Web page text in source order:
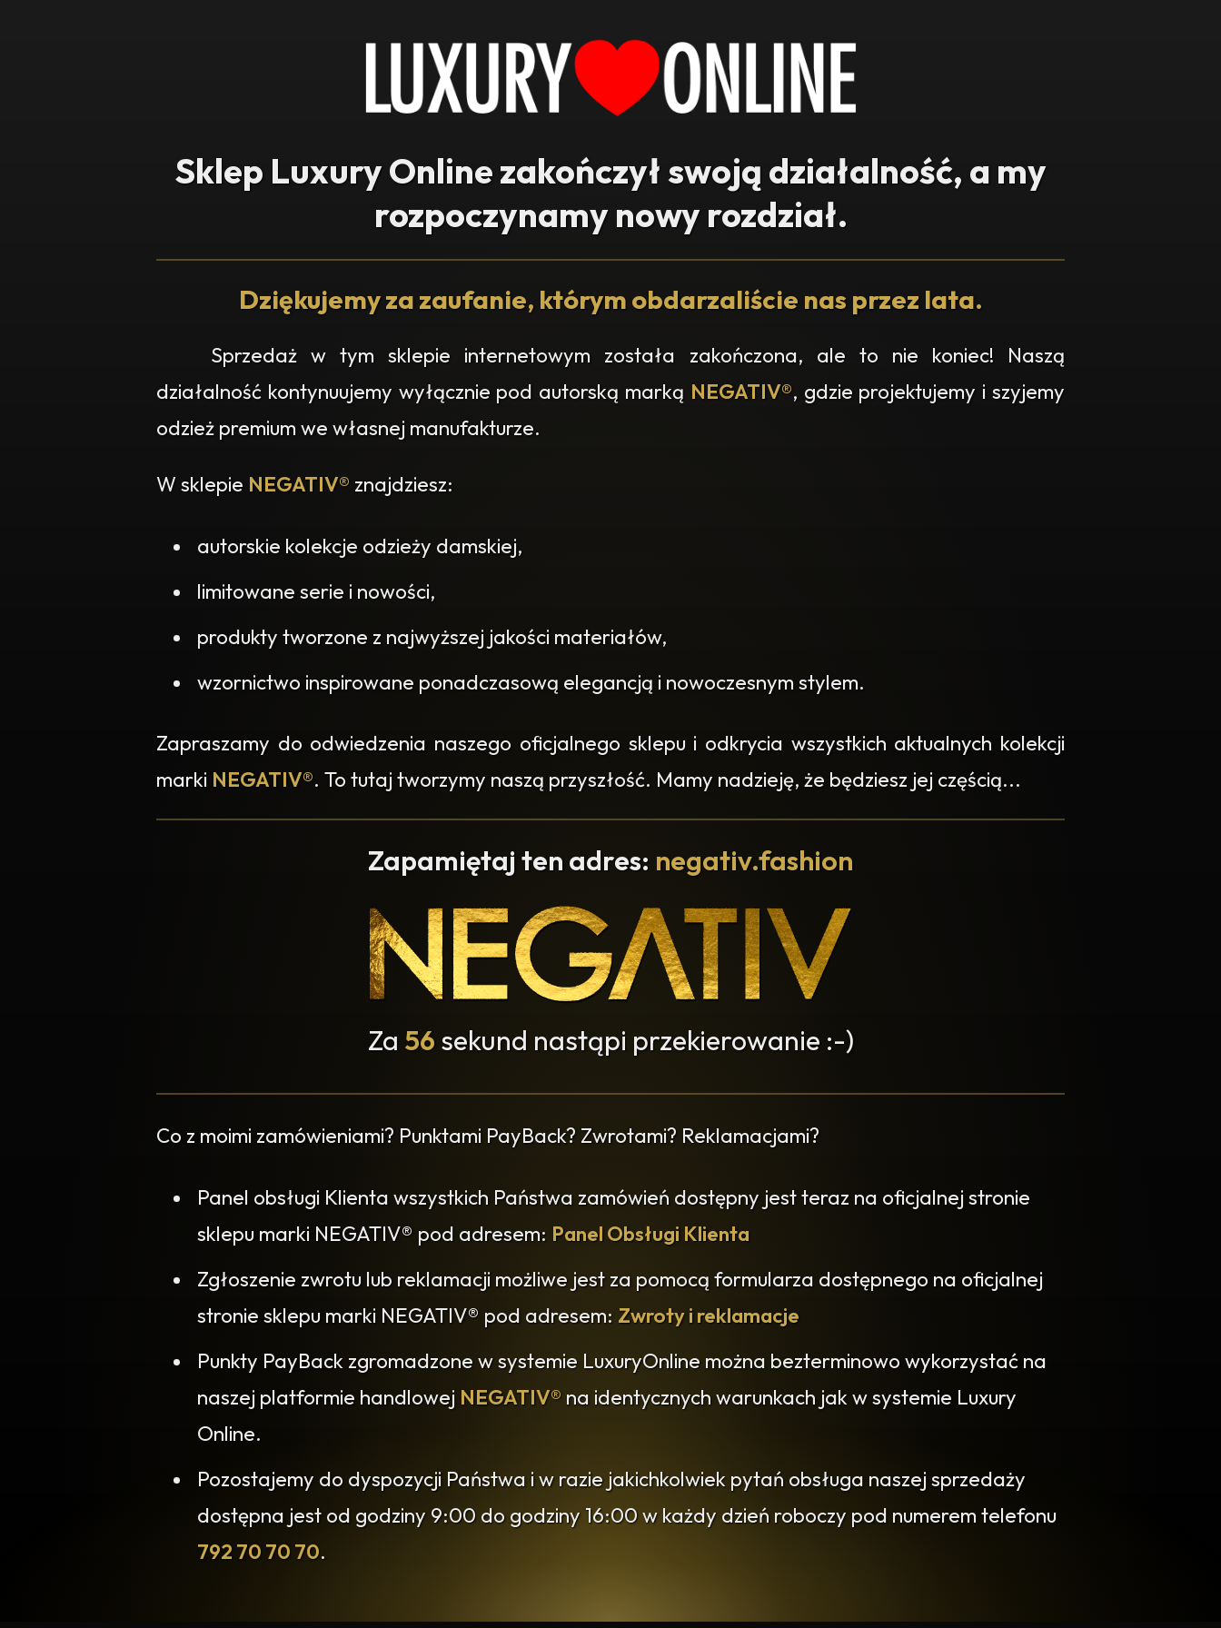
Sklep Luxury Online zakończył swoją działalność, a my
rozpoczynamy nowy rozdział.
Dziękujemy za zaufanie, którym obdarzaliście nas przez lata.
Sprzedaż w tym sklepie internetowym została zakończona, ale to nie koniec! Naszą
działalność kontynuujemy wyłącznie pod autorską marką NEGATIV®, gdzie projektujemy i szyjemy
odzież premium we własnej manufakturze.
W sklepie NEGATIV® znajdziesz:
autorskie kolekcje odzieży damskiej,
limitowane serie i nowości,
produkty tworzone z najwyższej jakości materiałów,
wzornictwo inspirowane ponadczasową elegancją i nowoczesnym stylem.
Zapraszamy do odwiedzenia naszego oficjalnego sklepu i odkrycia wszystkich aktualnych kolekcji
marki NEGATIV®. To tutaj tworzymy naszą przyszłość. Mamy nadzieję, że będziesz jej częścią...
Zapamiętaj ten adres: negativ.fashion
Za 55 sekund nastąpi przekierowanie :-)
Co z moimi zamówieniami? Punktami PayBack? Zwrotami? Reklamacjami?
Panel obsługi Klienta wszystkich Państwa zamówień dostępny jest teraz na oficjalnej stronie
sklepu marki NEGATIV® pod adresem: Panel Obsługi Klienta
Zgłoszenie zwrotu lub reklamacji możliwe jest za pomocą formularza dostępnego na oficjalnej
stronie sklepu marki NEGATIV® pod adresem: Zwroty i reklamacje
Punkty PayBack zgromadzone w systemie LuxuryOnline można bezterminowo wykorzystać na
naszej platformie handlowej NEGATIV® na identycznych warunkach jak w systemie Luxury
Online.
Pozostajemy do dyspozycji Państwa i w razie jakichkolwiek pytań obsługa naszej sprzedaży
dostępna jest od godziny 9:00 do godziny 16:00 w każdy dzień roboczy pod numerem telefonu
792 70 70 70.